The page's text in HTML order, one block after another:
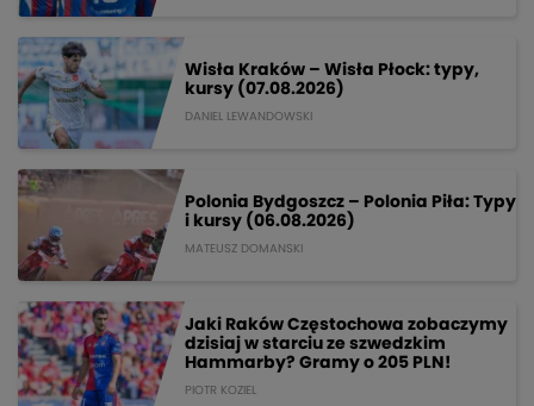
Wisła Kraków – Wisła Płock: typy,
kursy (07.08.2026)
DANIEL LEWANDOWSKI
Polonia Bydgoszcz – Polonia Piła: Typy
i kursy (06.08.2026)
MATEUSZ DOMANSKI
Jaki Raków Częstochowa zobaczymy
dzisiaj w starciu ze szwedzkim
Hammarby? Gramy o 205 PLN!
PIOTR KOZIEL